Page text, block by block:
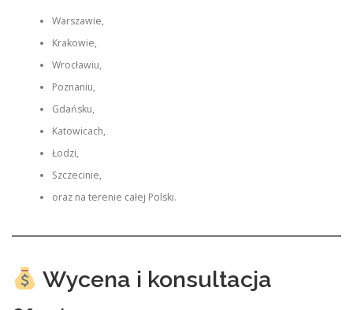
Warszawie,
Krakowie,
Wrocławiu,
Poznaniu,
Gdańsku,
Katowicach,
Łodzi,
Szczecinie,
oraz na terenie całej Polski.
Wycena i konsultacja